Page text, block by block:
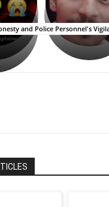
పాన్
ఇండియా
స్టార్
హీరోయిన్‏గా
శ్రీనిధి
and Police Personnel's